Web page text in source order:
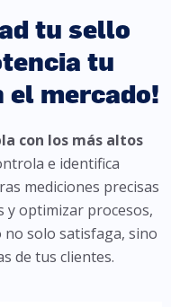
tu sello
tu
el mercado!
con los más altos
e identifica
mediciones precisas
y optimizar procesos,
solo satisfaga, sino
de tus clientes.